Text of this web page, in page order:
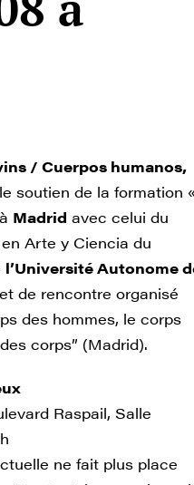
/ Cuerpos humanos,
soutien de la formation
Madrid avec celui du
Arte y Ciencia du
l’Université Autonome
de rencontre organisé
des hommes, le corps
corps” (Madrid).
Raspail, Salle
ne fait plus place